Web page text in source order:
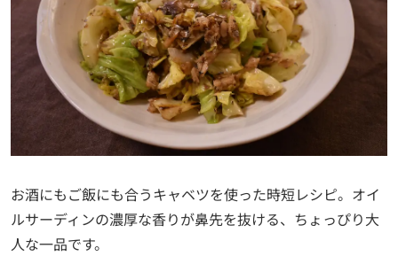
お酒にもご飯にも合うキャベツを使った時短レシピ。オイ
ルサーディンの濃厚な香りが鼻先を抜ける、ちょっぴり大
人な一品です。